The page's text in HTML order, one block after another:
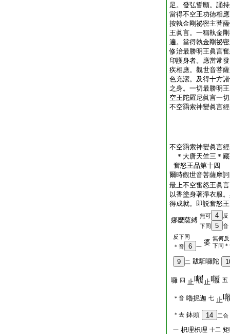
足。發弘誓願。誦
當得不空王功徳相
按執金剛祕密主菩
王眞言。一稱執金
遍。當得執金剛祕
修治最勝明王眞言
印護身者。應當常
疾相應。觀世音菩
色充潔。及得十方
之身。一切最勝明
空王陀羅尼眞言一
不空羂索神變眞言
不空羂索神變眞言
＊大唐天竺三＊
奮怒王品第十四
爾時觀世音菩薩摩
最上不空奮怒王眞
以香塗身著淨衣服
得成就。即説奮怒
娜麼薩縛
無可 4
反
下同
5
音
反下同
＊音
6 一
婆 無何反
下同
9 二 跋馹囉陀
囉 四 止 止 五
＊音 嚕抳迦 七 止
＊去 鉢頭 14 二合
一 枳理枳理 十二